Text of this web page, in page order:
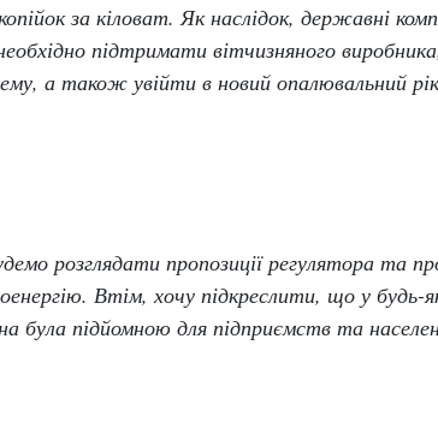
за кіловат. Як наслідок, державні
підтримати вітчизняного
а також увійти в новий опалювальний
розглядати пропозиції регулятора та
Втім, хочу підкреслити, що у будь-
була підйомною для підприємств та